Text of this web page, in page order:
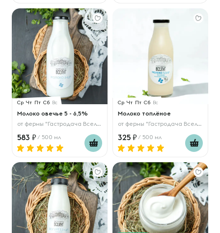
Ср Чт Пт Сб Вс
Молоко овечье 5 - 6,5%
от фермы "Гастродача Вселуг"
583 / 500 мл
Ср Чт Пт Сб Вс
Молоко топлёное
от фермы "Гастродача Вселуг"
325 / 500 мл